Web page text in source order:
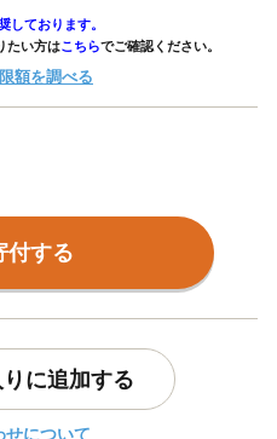
しております。
たい方はこちらでご確認ください。
限額を調べる
付する
に追加する
せについて